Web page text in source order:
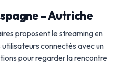
– Autriche
proposent le streaming en
connectés avec un
pour regarder la rencontre